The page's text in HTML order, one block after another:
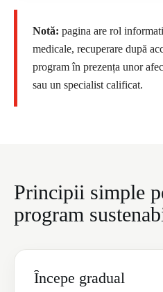
Notă: pagina are rol
medicale, recuperare după
program în prezența unor
sau un specialist calificat.
Principii simple
program
Începe gradual